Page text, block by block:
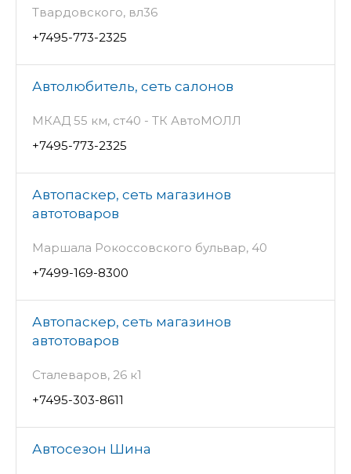
Твардовского, вл36
+7495-773-2325
Автолюбитель, сеть салонов
МКАД 55 км, ст40 - ТК АвтоМОЛЛ
+7495-773-2325
Автопаскер, сеть магазинов
автотоваров
Маршала Рокоссовского бульвар, 40
+7499-169-8300
Автопаскер, сеть магазинов
автотоваров
Сталеваров, 26 к1
+7495-303-8611
Автосезон Шина